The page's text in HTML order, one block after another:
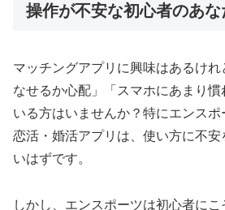
操作が不安な初心者のあな
マッチングアプリに興味はあるけれ
なせるか心配」「スマホにあまり
いる方はいませんか？特にエンス
恋活・婚活アプリは、使い方に不
いはずです。
しかし、エンスポーツは初心者に